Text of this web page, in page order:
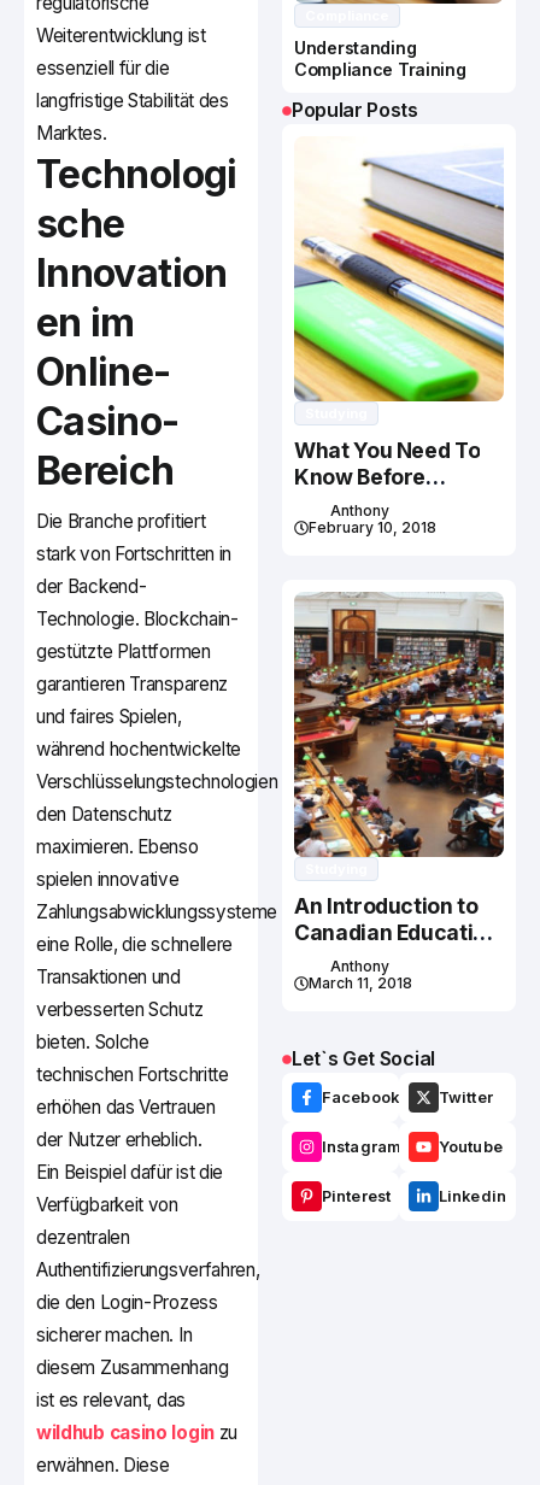
Weiterentwicklung ist
essenziell für die
langfristige Stabilität des
Marktes.
Technologi
sche
Innovation
en im
Online-
Casino-
Bereich
Die Branche profitiert
stark von Fortschritten in
der Backend-
Technologie. Blockchain-
gestützte Plattformen
garantieren Transparenz
und faires Spielen,
während hochentwickelte
Verschlüsselungstechnologien
den Datenschutz
maximieren. Ebenso
spielen innovative
Zahlungsabwicklungssysteme
eine Rolle, die schnellere
Transaktionen und
verbesserten Schutz
bieten. Solche
technischen Fortschritte
erhöhen das Vertrauen
der Nutzer erheblich.
Ein Beispiel dafür ist die
Verfügbarkeit von
dezentralen
Authentifizierungsverfahren,
die den Login-Prozess
sicherer machen. In
diesem Zusammenhang
ist es relevant, das
wildhub casino loginzu
erwähnen. Diese
Understanding
Compliance Training
Popular Posts
What You Need To
Know Before
Studying In Canada
Anthony
February 10, 2018
An Introduction to
Canadian Education
System
Anthony
March 11, 2018
Let`s Get Social
Facebook Twitter
Instagram Youtube
Pinterest Linkedin